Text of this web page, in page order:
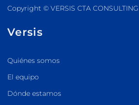
Copyright © VERSIS CTA
Versis
Quiénes somos
El equipo
Dónde estamos